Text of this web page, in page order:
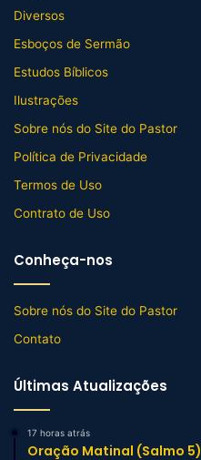
Diversos
Esboços de Sermão
Estudos Bíblicos
Ilustrações
Sobre nós do Site do Pastor
Política de Privacidade
Termos de Uso
Contrato de Uso
Conheça-nos
Sobre nós do Site do Pastor
Contato
Últimas Atualizações
17 horas atrás
Oração Matinal (Salmo 5)